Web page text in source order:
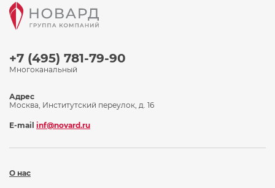
+7 (495) 781-79-90
Многоканальный
О нас
Адрес
Москва, Институтский переулок, д. 16
E-mail inf@novard.ru